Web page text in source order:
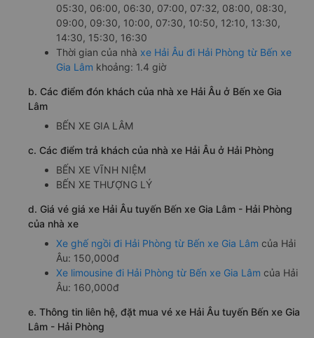
05:30, 06:00, 06:30, 07:00, 07:32, 08:00, 08:30,
09:00, 09:30, 10:00, 07:30, 10:50, 12:10, 13:30,
14:30, 15:30, 16:30
Thời gian của nhà xe Hải Âu đi Hải Phòng từ Bến xe
Gia Lâm khoảng: 1.4 giờ
b. Các điểm đón khách của nhà xe Hải Âu ở Bến xe Gia
Lâm
BẾN XE GIA LÂM
c. Các điểm trả khách của nhà xe Hải Âu ở Hải Phòng
BẾN XE VĨNH NIỆM
BẾN XE THƯỢNG LÝ
d. Giá vé giá xe Hải Âu tuyến Bến xe Gia Lâm - Hải Phòng
của nhà xe
Xe ghế ngồi đi Hải Phòng từ Bến xe Gia Lâm của Hải
Âu: 150,000đ
Xe limousine đi Hải Phòng từ Bến xe Gia Lâm của Hải
Âu: 160,000đ
e. Thông tin liên hệ, đặt mua vé xe Hải Âu tuyến Bến xe Gia
Lâm - Hải Phòng